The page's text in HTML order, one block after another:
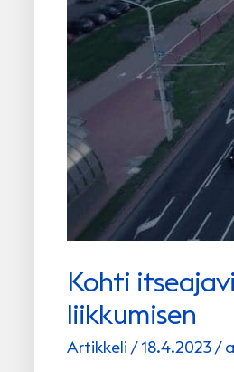
Kohti
liikkumisen
Artikkeli /18.4.2023/